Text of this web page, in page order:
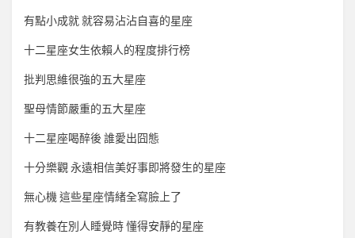
有點小成就 就容易沾沾自喜的星座
十二星座女生依賴人的程度排行榜
批判思維很強的五大星座
聖母情節嚴重的五大星座
十二星座喝醉後 誰愛出囧態
十分樂觀 永遠相信美好事即將發生的星座
無心機 這些星座情緒全寫臉上了
有教養在別人睡覺時 懂得安靜的星座